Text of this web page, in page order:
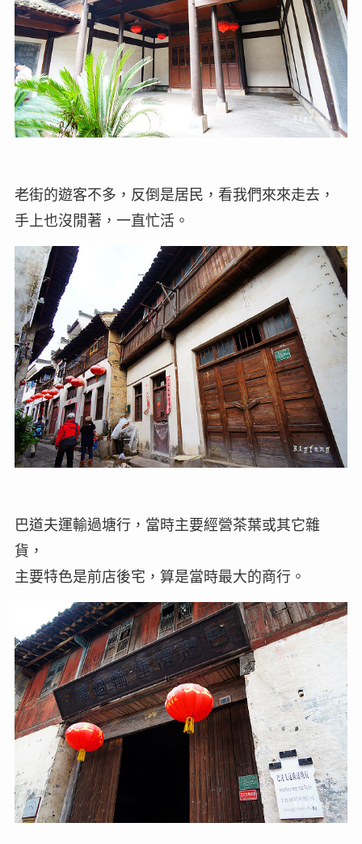
老街的遊客不多，反倒是居民，看我們來來走去，
手上也沒閒著，一直忙活。
巴道夫運輸過塘行，當時主要經營茶葉或其它雜
貨，
主要特色是前店後宅，算是當時最大的商行。